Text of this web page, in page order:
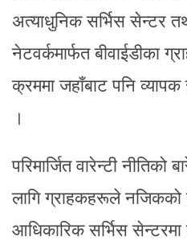
अत्याधुनिक सर्भिस सेन्टर
नेटवर्कमार्फत बीवाईडीका
क्रममा जहाँबाट पनि व्यापक
।
परिमार्जित वारेन्टी नीतिको
लागि ग्राहकहरूले नजिकको
आधिकारिक सर्भिस